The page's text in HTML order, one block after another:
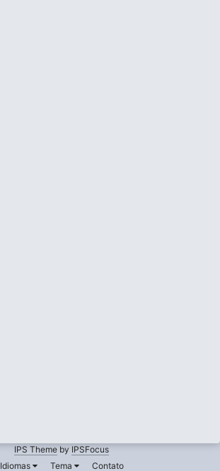
IPS Theme by IPSFocus
Idiomas
Tema Contato